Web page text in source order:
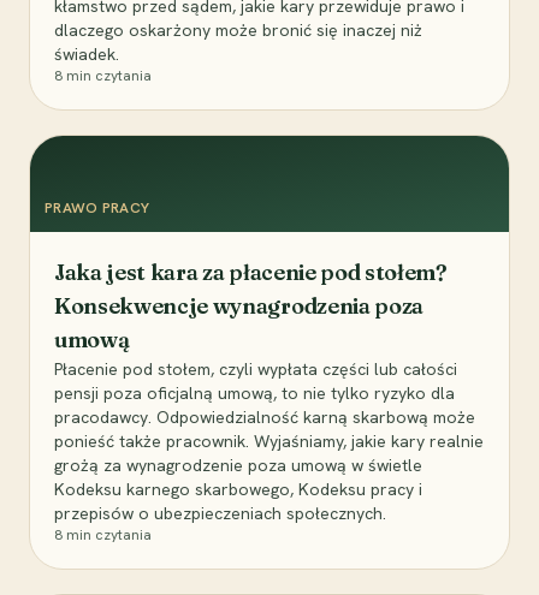
kłamstwo przed sądem, jakie kary przewiduje prawo i
dlaczego oskarżony może bronić się inaczej niż
świadek.
8 min czytania
PRAWO PRACY
Jaka jest kara za płacenie pod stołem?
Konsekwencje wynagrodzenia poza
umową
Płacenie pod stołem, czyli wypłata części lub całości
pensji poza oficjalną umową, to nie tylko ryzyko dla
pracodawcy. Odpowiedzialność karną skarbową może
ponieść także pracownik. Wyjaśniamy, jakie kary realnie
grożą za wynagrodzenie poza umową w świetle
Kodeksu karnego skarbowego, Kodeksu pracy i
przepisów o ubezpieczeniach społecznych.
8 min czytania